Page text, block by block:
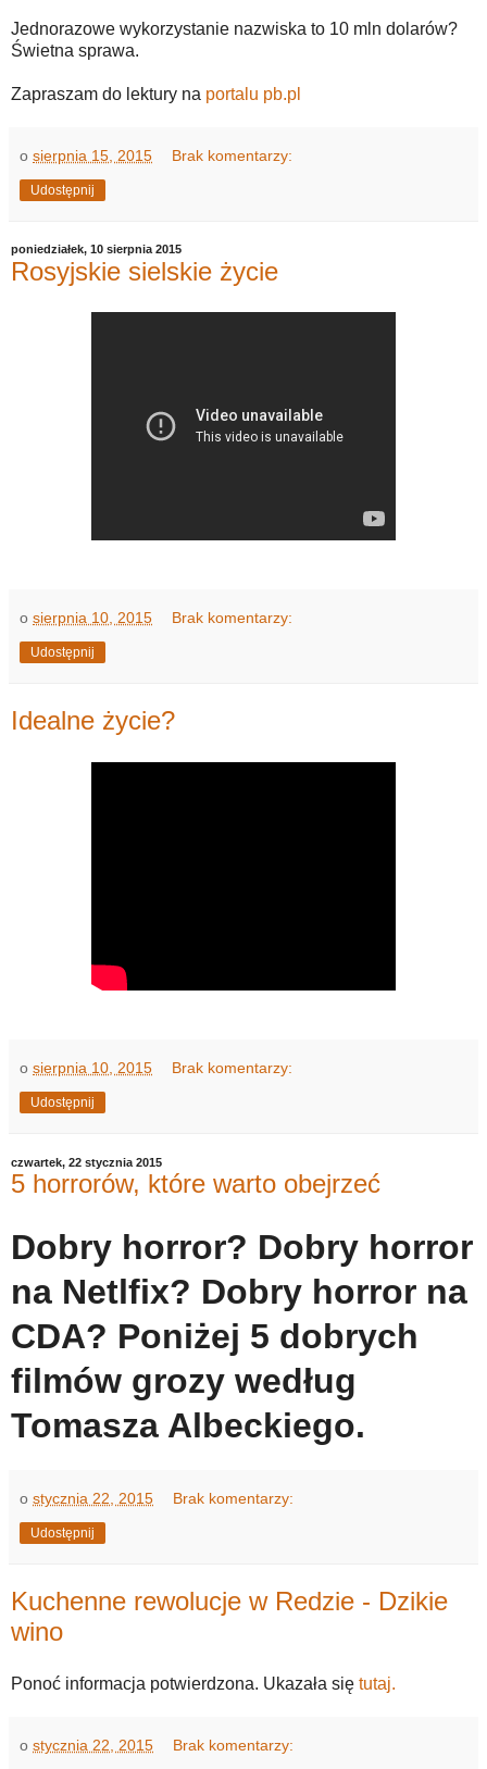
Jednorazowe wykorzystanie nazwiska to 10 mln dolarów?
Świetna sprawa.
Zapraszam do lektury na portalu pb.pl
o sierpnia 15, 2015 Brak komentarzy:
Udostępnij
poniedziałek, 10 sierpnia 2015
Rosyjskie sielskie życie
o sierpnia 10, 2015 Brak komentarzy:
Udostępnij
Idealne życie?
o sierpnia 10, 2015 Brak komentarzy:
Udostępnij
czwartek, 22 stycznia 2015
5 horrorów, które warto obejrzeć
Dobry horror? Dobry horror
na Netlfix? Dobry horror na
CDA? Poniżej 5 dobrych
filmów grozy według
Tomasza Albeckiego.
o stycznia 22, 2015 Brak komentarzy:
Udostępnij
Kuchenne rewolucje w Redzie - Dzikie
wino
Ponoć informacja potwierdzona. Ukazała się tutaj.
o stycznia 22, 2015 Brak komentarzy: